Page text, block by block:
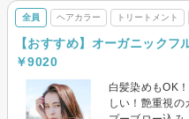
全員 ヘアカラー トリートメント
【おすすめ】オーガニック
￥9020
白髪染めもOK
しい！艶重視